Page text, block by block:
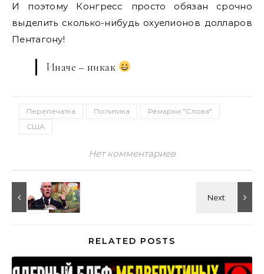
И поэтому Конгресс просто обязан срочно
выделить сколько-нибудь охуелионов долларов
Пентагону!
Иначе – никак
Перепечатка Политика
Ремарки "Слова"
США
Нет комментариев
RELATED POSTS